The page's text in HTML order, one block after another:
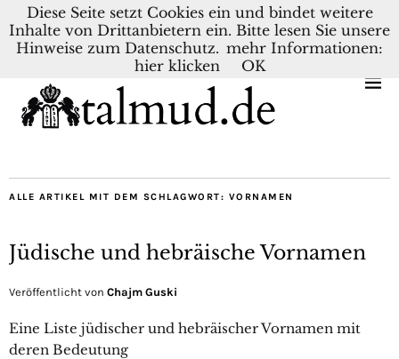
KONTAKT BLOG DEUTSCH NEDERLANDS
ALLE ARTIKEL MIT DEM SCHLAGWORT: VORNAMEN
Jüdische und hebräische Vornamen
Veröffentlicht von Chajm Guski
Eine Liste jüdischer und hebräischer Vornamen mit
deren Bedeutung
Diese Seite setzt Cookies ein und bindet weitere
Inhalte von Drittanbietern ein. Bitte lesen Sie unsere
Hinweise zum Datenschutz. mehr Informationen:
hier klicken
OK